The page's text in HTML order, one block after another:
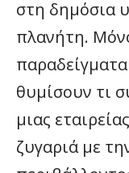
στη δημόσια
πλανήτη.
παραδείγματα
θυμίσουν τι
μιας
ζυγαριά με